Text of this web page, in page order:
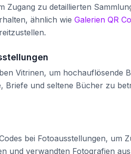
Zugang zu detaillierten
ähnlich wie Galerien QR
Vitrinen, um hochauflösende
Briefe und seltene Bücher zu
bei Fotoausstellungen, um
und verwandten Fotografien